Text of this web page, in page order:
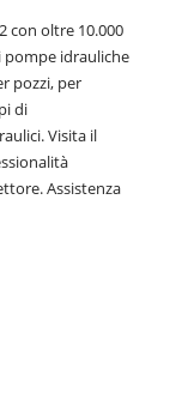
con oltre 10.000
pompe idrauliche
pozzi, per
di
Visita il
Assistenza